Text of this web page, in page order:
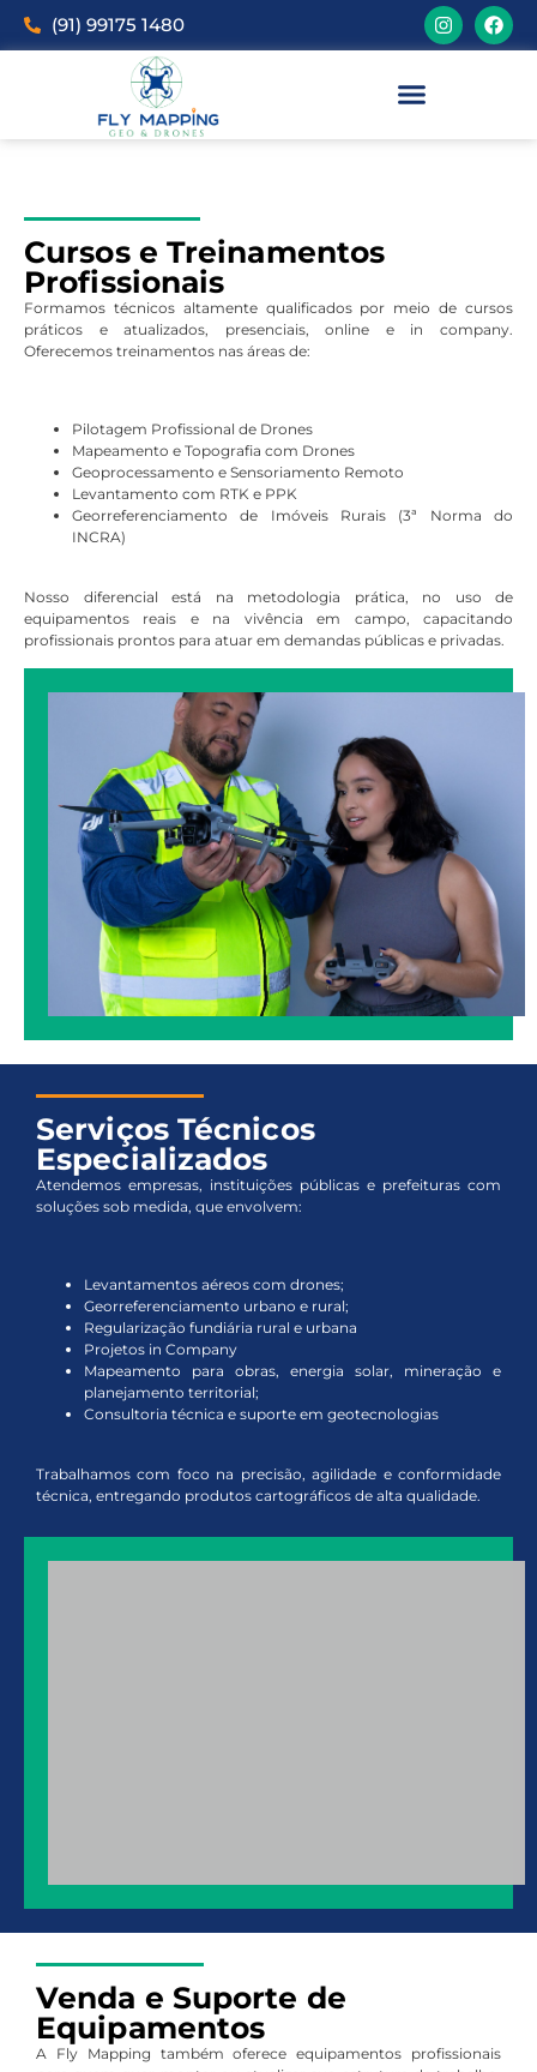
(91) 99175 1480
Cursos e Treinamentos
Profissionais
Formamos técnicos altamente qualificados por meio de cursos
práticos e atualizados, presenciais, online e in company.
Oferecemos treinamentos nas áreas de:
Pilotagem Profissional de Drones
Mapeamento e Topografia com Drones
Geoprocessamento e Sensoriamento Remoto
Levantamento com RTK e PPK
Georreferenciamento de Imóveis Rurais (3ª Norma do
INCRA)
Nosso diferencial está na metodologia prática, no uso de
equipamentos reais e na vivência em campo, capacitando
profissionais prontos para atuar em demandas públicas e privadas.
Serviços Técnicos
Especializados
Atendemos empresas, instituições públicas e prefeituras com
soluções sob medida, que envolvem:
Levantamentos aéreos com drones;
Georreferenciamento urbano e rural;
Regularização fundiária rural e urbana
Projetos in Company
Mapeamento para obras, energia solar, mineração e
planejamento territorial;
Consultoria técnica e suporte em geotecnologias
Trabalhamos com foco na precisão, agilidade e conformidade
técnica, entregando produtos cartográficos de alta qualidade.
Venda e Suporte de
Equipamentos
A Fly Mapping também oferece equipamentos profissionais